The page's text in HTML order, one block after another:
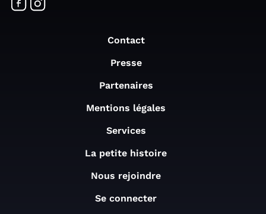
Contact
Presse
Partenaires
Mentions légales
Services
La petite histoire
Nous rejoindre
Se connecter